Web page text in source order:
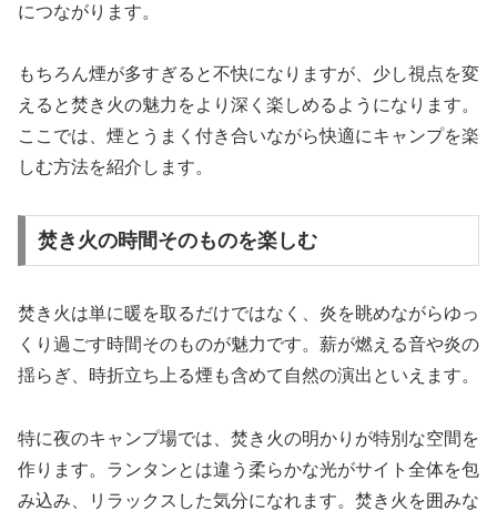
につながります。
もちろん煙が多すぎると不快になりますが、少し視点を変
えると焚き火の魅力をより深く楽しめるようになります。
ここでは、煙とうまく付き合いながら快適にキャンプを楽
しむ方法を紹介します。
焚き火の時間そのものを楽しむ
焚き火は単に暖を取るだけではなく、炎を眺めながらゆっ
くり過ごす時間そのものが魅力です。薪が燃える音や炎の
揺らぎ、時折立ち上る煙も含めて自然の演出といえます。
特に夜のキャンプ場では、焚き火の明かりが特別な空間を
作ります。ランタンとは違う柔らかな光がサイト全体を包
み込み、リラックスした気分になれます。焚き火を囲みな